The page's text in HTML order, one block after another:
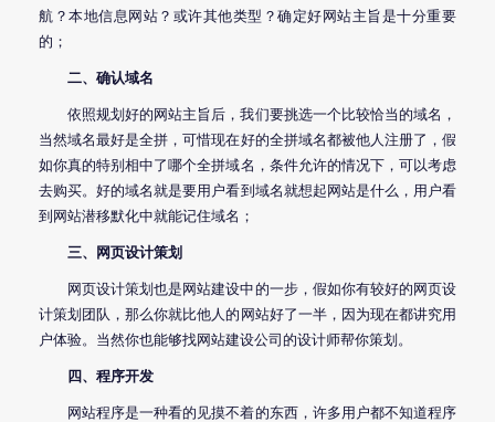
航？本地信息网站？或许其他类型？确定好网站主旨是十分重要
的；
二、确认域名
依照规划好的网站主旨后，我们要挑选一个比较恰当的域名，
当然域名最好是全拼，可惜现在好的全拼域名都被他人注册了，假
如你真的特别相中了哪个全拼域名，条件允许的情况下，可以考虑
去购买。好的域名就是要用户看到域名就想起网站是什么，用户看
到网站潜移默化中就能记住域名；
三、网页设计策划
网页设计策划也是 网站建设中的一步，假如你有较好的 网页设
计策划团队，那么你就比他人的网站好了一半，因为现在都讲究用
户体验。当然你也能够找网站建设公司的设计师帮你策划。
四、程序开发
网站程序是一种看的见摸不着的东西，许多用户都不知道程序